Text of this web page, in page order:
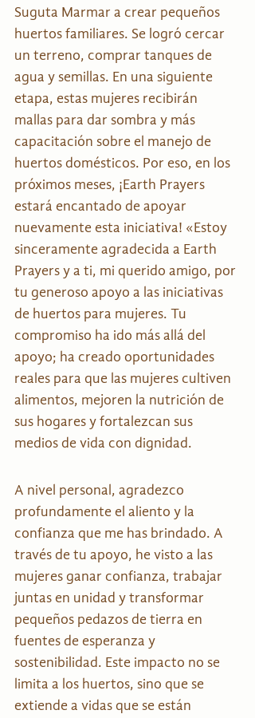
Suguta Marmar a crear pequeños
huertos familiares. Se logró cercar
un terreno, comprar tanques de
agua y semillas. En una siguiente
etapa, estas mujeres recibirán
mallas para dar sombra y más
capacitación sobre el manejo de
huertos domésticos. Por eso, en los
próximos meses, ¡Earth Prayers
estará encantado de apoyar
nuevamente esta iniciativa! «Estoy
sinceramente agradecida a Earth
Prayers y a ti, mi querido amigo, por
tu generoso apoyo a las iniciativas
de huertos para mujeres. Tu
compromiso ha ido más allá del
apoyo; ha creado oportunidades
reales para que las mujeres cultiven
alimentos, mejoren la nutrición de
sus hogares y fortalezcan sus
medios de vida con dignidad.
A nivel personal, agradezco
profundamente el aliento y la
confianza que me has brindado. A
través de tu apoyo, he visto a las
mujeres ganar confianza, trabajar
juntas en unidad y transformar
pequeños pedazos de tierra en
fuentes de esperanza y
sostenibilidad. Este impacto no se
limita a los huertos, sino que se
extiende a vidas que se están